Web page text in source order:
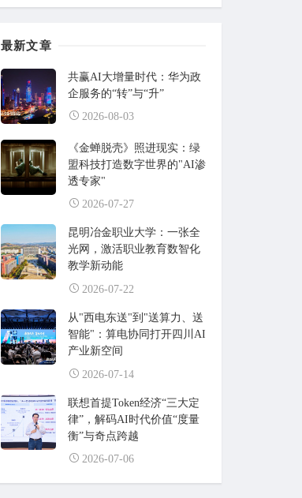
最新文章
共赢AI大增量时代：华为政
企服务的“转”与“升”
2026-08-03
《金蝉脱壳》照进现实：绿
盟科技打造数字世界的"AI渗
透专家"
2026-07-27
昆明冶金职业大学：一张全
光网，激活职业教育数智化
教学新动能
2026-07-22
从"西电东送"到"送算力、送
智能"：算电协同打开四川AI
产业新空间
2026-07-14
联想首提Token经济“三大定
律”，解码AI时代价值“度量
衡”与奇点跨越
2026-07-06